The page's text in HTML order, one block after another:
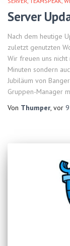
Server
Nach dem heutige
zuletzt genutzten
Wir freuen uns
Minuten sondern
Jubiläum von
Gruppen-Manager
Von Thumper, vor